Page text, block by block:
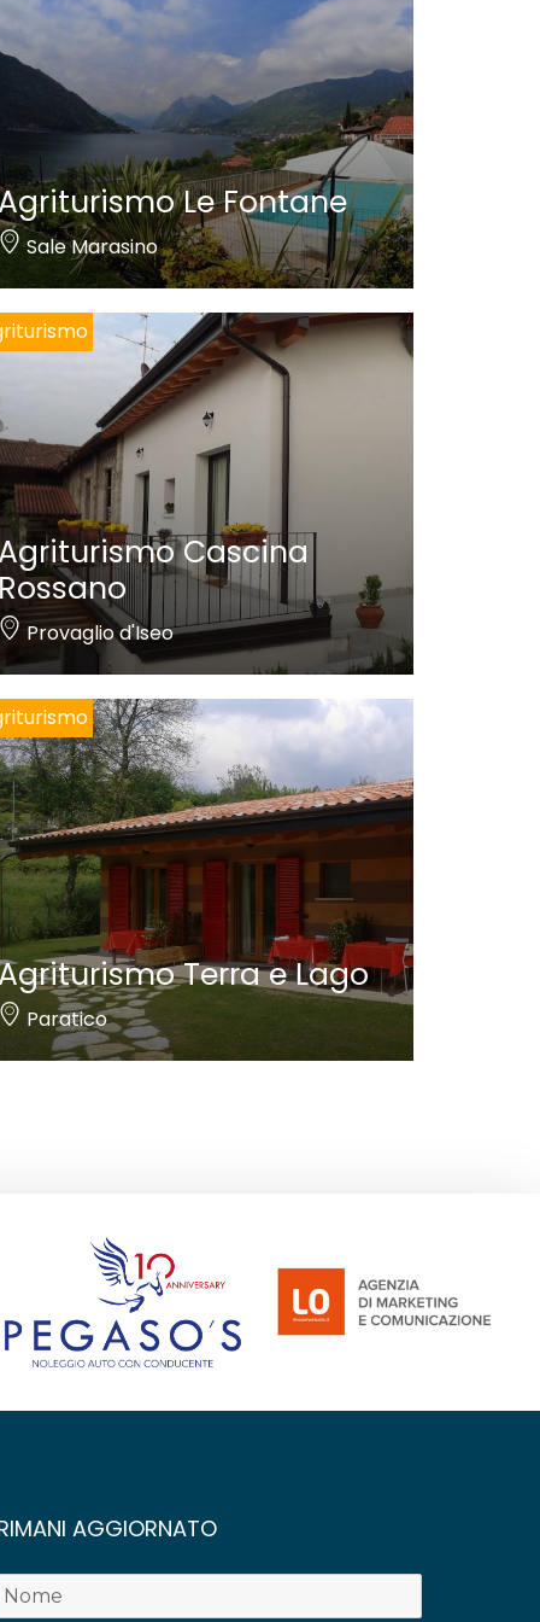
Le Fontane
Sale Marasino
Agriturismo Cascina
Rossano
Provaglio d'Iseo
Terra e Lago
Paratico
AGGIORNATO